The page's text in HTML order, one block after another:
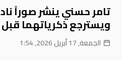
تامر حسني ينشر صوراً
ويسترجع ذكرياتهما قبل 24 عاماً
الجمعة, 17 أبريل 2026, 1:54